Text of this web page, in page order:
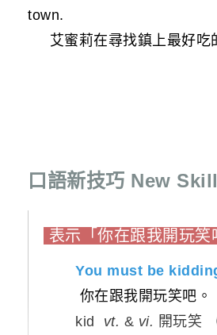
town.
艾蜜莉在尋找鎮上最好吃
口語新技巧 New
表示「你在跟我開玩笑
You must be
你在跟我開玩笑吧。
kid vt. & vi. 開玩笑